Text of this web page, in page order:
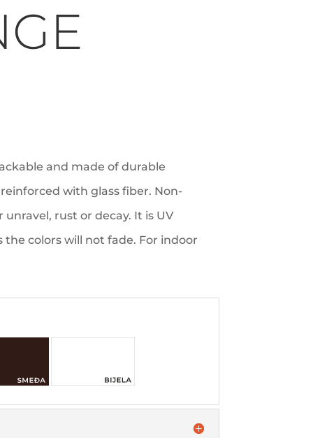
and made of durable
with glass fiber. Non-
rust or decay. It is UV
colors will not fade. For indoor